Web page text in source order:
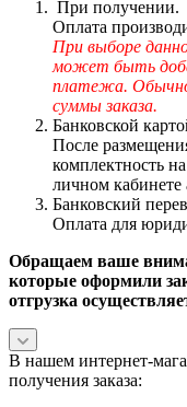
При получении.
Оплата
При выборе
может быть
платежа.
суммы заказа.
Банковской
После
комплектность
личном кабинете
Банковский
Оплата для
Обращаем ваше
которые оформили
отгрузка
В нашем интернет-
получения заказа: